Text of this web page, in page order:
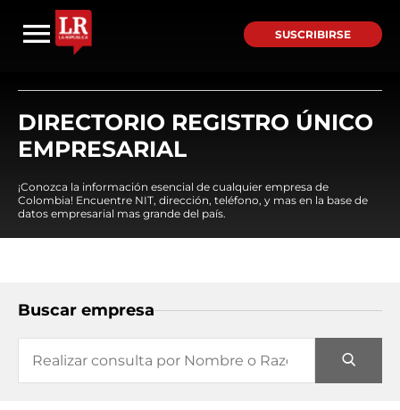
SUSCRIBIRSE
DIRECTORIO REGISTRO ÚNICO
EMPRESARIAL
¡Conozca la información esencial de cualquier empresa de
Colombia! Encuentre NIT, dirección, teléfono, y mas en la base de
datos empresarial mas grande del país.
Buscar empresa